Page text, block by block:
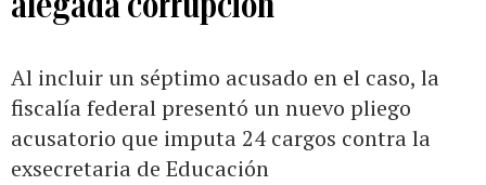
Al incluir un séptimo acusado en el caso, la
fiscalía federal presentó un nuevo pliego
acusatorio que imputa 24 cargos contra la
exsecretaria de Educación